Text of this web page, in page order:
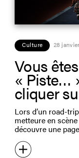
Culture 28
Vous
« Piste…
cliquer
Lors d’un road-
metteure en
découvre une